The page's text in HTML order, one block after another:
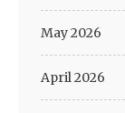
May 2026
April 2026